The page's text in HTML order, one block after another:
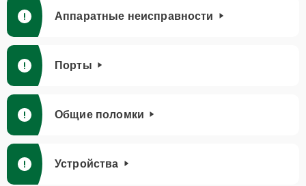
Аппаратные неисправности
Порты
Общие поломки
Устройства